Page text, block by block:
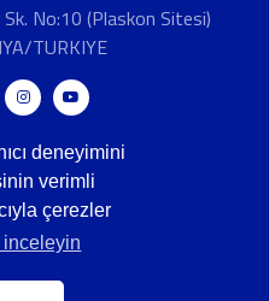
deneyimini
verimli
çerezler
inceleyin
No:10 (Plaskon Sitesi)
TURKIYE
Banka Hesapları